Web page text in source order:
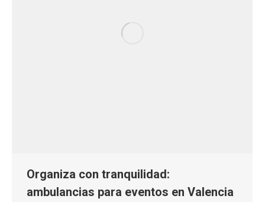
Organiza con tranquilidad:
ambulancias para eventos en Valencia